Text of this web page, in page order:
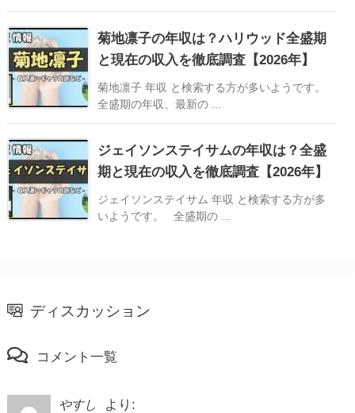
菊地凛子の年収は？ハリウッド全盛期
と現在の収入を徹底調査【2026年】
菊地凛子 年収 と検索する方が多いようです。
全盛期の年収、最新の ...
ジェイソンステイサムの年収は？全盛
期と現在の収入を徹底調査【2026年】
ジェイソンステイサム 年収 と検索する方が多
いようです。 全盛期の ...
ディスカッション
コメント一覧
やすし より: